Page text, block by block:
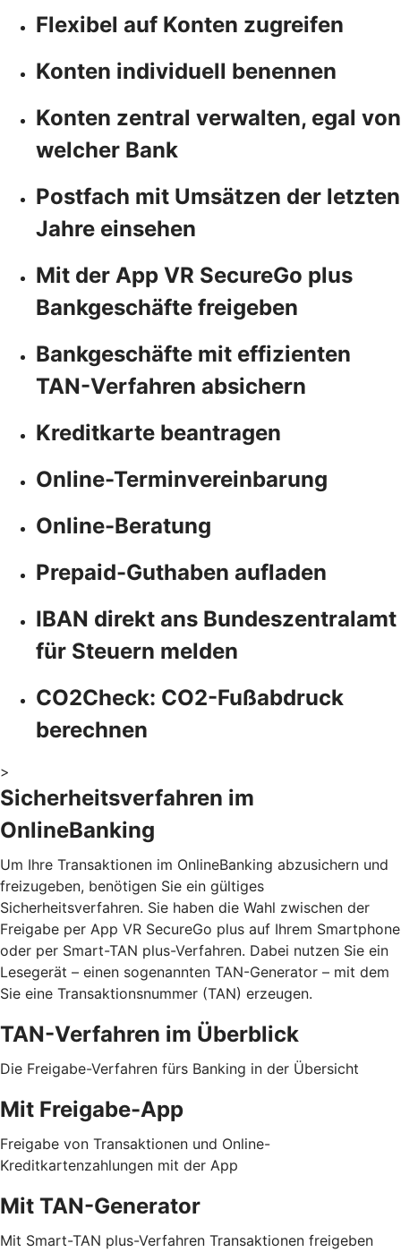
Flexibel auf Konten zugreifen
Konten individuell benennen
Konten zentral verwalten, egal von
welcher Bank
Postfach mit Umsätzen der letzten
Jahre einsehen
Mit der App VR SecureGo plus
Bankgeschäfte freigeben
Bankgeschäfte mit effizienten
TAN-Verfahren absichern
Kreditkarte beantragen
Online-Terminvereinbarung
Online-Beratung
Prepaid-Guthaben aufladen
IBAN direkt ans Bundeszentralamt
für Steuern melden
CO2Check: CO2-Fußabdruck
berechnen
>
Sicherheitsverfahren im
OnlineBanking
Um Ihre Transaktionen im OnlineBanking abzusichern und
freizugeben, benötigen Sie ein gültiges
Sicherheitsverfahren. Sie haben die Wahl zwischen der
Freigabe per App VR SecureGo plus auf Ihrem Smartphone
oder per Smart-TAN plus-Verfahren. Dabei nutzen Sie ein
Lesegerät – einen sogenannten TAN-Generator – mit dem
Sie eine Transaktionsnummer (TAN) erzeugen.
TAN-Verfahren im Überblick
Die Freigabe-Verfahren fürs Banking in der Übersicht
Mit Freigabe-App
Freigabe von Transaktionen und Online-
Kreditkartenzahlungen mit der App
Mit TAN-Generator
Mit Smart-TAN plus-Verfahren Transaktionen freigeben